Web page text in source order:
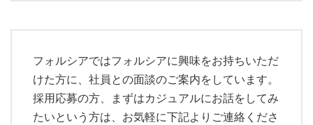
フォルシアではフォルシアに興味をお持ちいただ
けた方に、社員との面談のご案内をしています。
採用応募の方、まずはカジュアルにお話をしてみ
たいという方は、お気軽に下記よりご連絡くださ